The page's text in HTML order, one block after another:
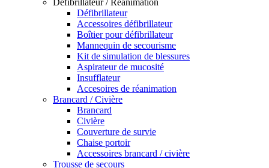
Défibrillateur / Réanimation
Défibrillateur
Accessoires défibrillateur
Boîtier pour défibrillateur
Mannequin de secourisme
Kit de simulation de blessures
Aspirateur de mucosité
Insufflateur
Accesoires de réanimation
Brancard / Civière
Brancard
Civière
Couverture de survie
Chaise portoir
Accessoires brancard / civière
Trousse de secours